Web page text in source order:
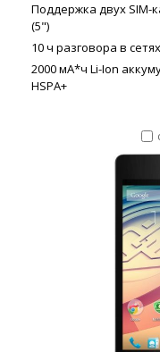
Поддержка двух SIM-
(5")
10 ч разговора в
2000 мА*ч Li-Ion
HSPA+